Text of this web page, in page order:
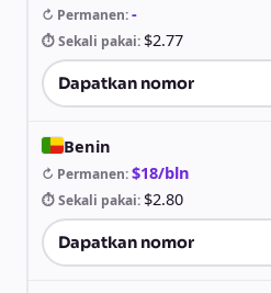
↻ Permanen:-
⏱ Sekali pakai: $2.77
Dapatkan nomor
Benin
↻ Permanen:$18/bln
⏱ Sekali pakai: $2.80
Dapatkan nomor